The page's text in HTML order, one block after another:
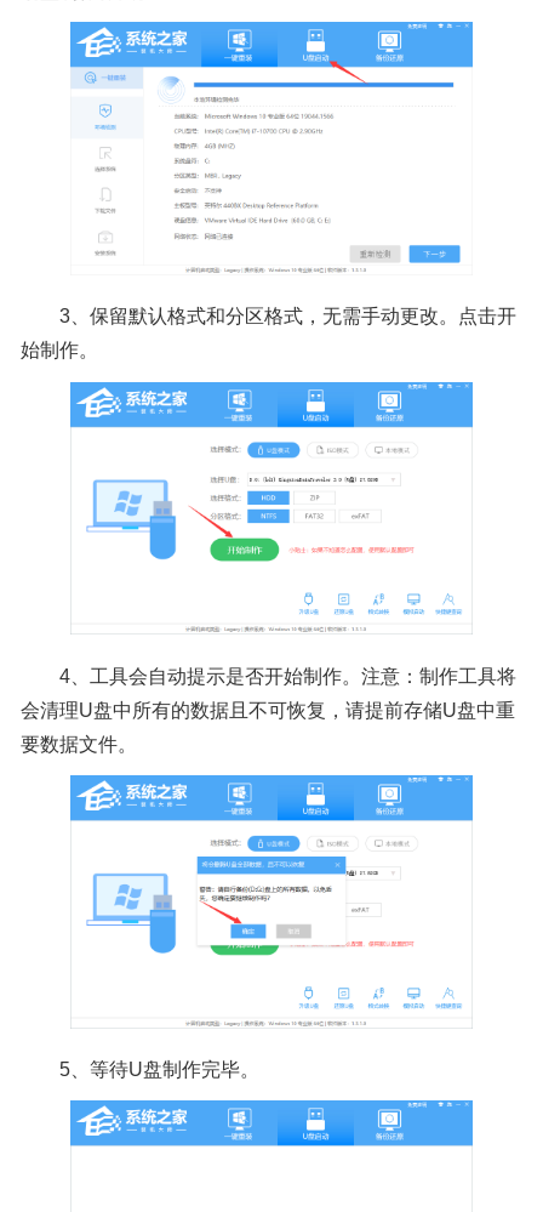
3、保留默认格式和分区格式，无需手动更改。点击开
始制作。
4、工具会自动提示是否开始制作。注意：制作工具将
会清理U盘中所有的数据且不可恢复，请提前存储U盘中重
要数据文件。
5、等待U盘制作完毕。